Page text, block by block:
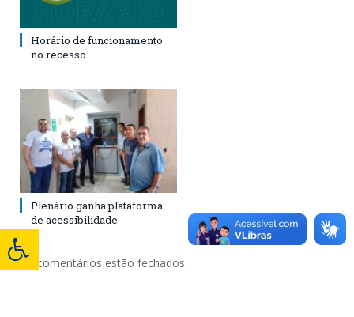
Horário de funcionamento
no recesso
Plenário ganha plataforma
de acessibilidade
Os comentários estão fechados.